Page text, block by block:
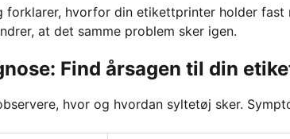
forklarer, hvorfor din etikettprinter holder
at det samme problem sker igen.
Find årsagen til din
hvor og hvordan syltetøj sker.